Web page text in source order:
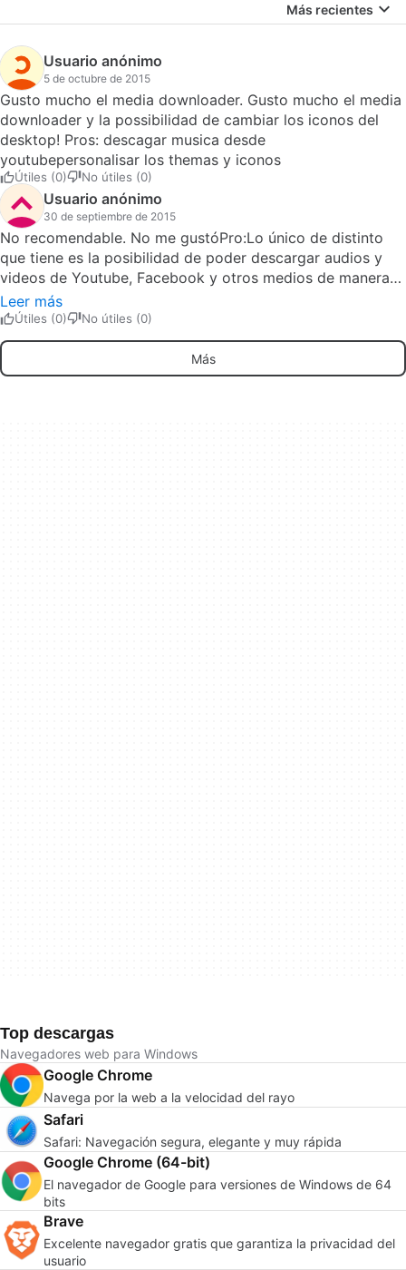
Más recientes
Usuario anónimo
5 de octubre de 2015
Gusto mucho el media downloader. Gusto mucho el media
downloader y la possibilidad de cambiar los iconos del
desktop! Pros: descagar musica desde
youtubepersonalisar los themas y iconos
Útiles (0) No útiles (0)
Usuario anónimo
30 de septiembre de 2015
No recomendable. No me gustóPro:Lo único de distinto
que tiene es la posibilidad de poder descargar audios y
videos de Youtube, Facebook y otros medios de manera
independiente. Contra:Es demasiado parecido a ChromeAl
querer desinstalarlo te deja troyanos, los pude eliminar
completamente utilizando Otras aplicaciones, por ese
motivo es que no recomiendo dicho navegador web Pros:
Descarga de videos de Distintos medios (Facebook,,
Leer más
Útiles (0) No útiles (0)
Más
Top descargas
Navegadores web para Windows
Google Chrome
Navega por la web a la velocidad del rayo
Safari
Safari: Navegación segura, elegante y muy rápida
Google Chrome (64-bit)
El navegador de Google para versiones de Windows de 64
bits
Brave
Excelente navegador gratis que garantiza la privacidad del
usuario